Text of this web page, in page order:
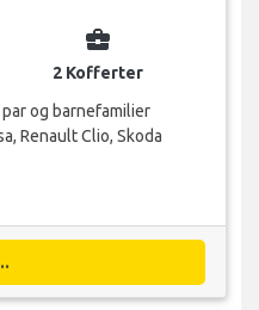
business_center
2 Kofferter
og barnefamilier
Renault Clio, Skoda